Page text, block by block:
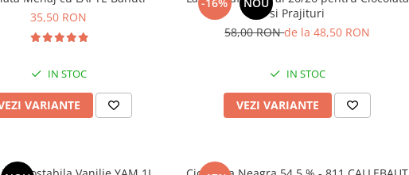
35,50 RON
IN STOC
VARIANTE
si Prajituri
58,00 RONde la 48,50 RON
IN STOC
VEZI VARIANTE